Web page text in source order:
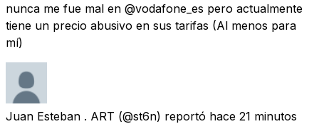
nunca me fue mal en @vodafone_es pero actualmente
tiene un precio abusivo en sus tarifas (Al menos para
mí)
Juan Esteban . ART (@st6n) reportó hace 21 minutos